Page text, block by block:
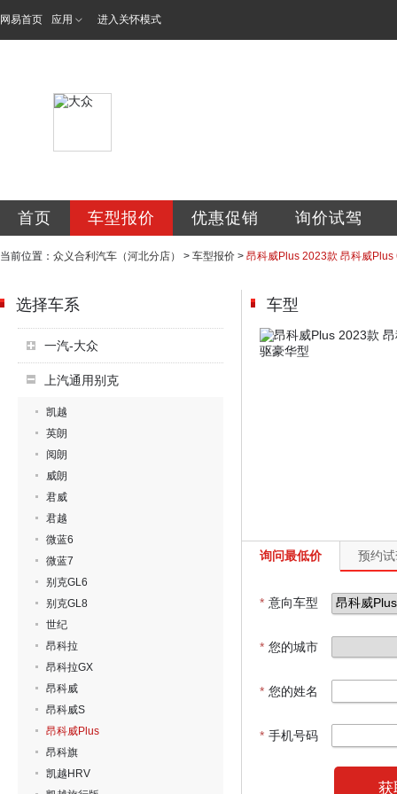
网易首页 应用 进入关怀模式
首页 车型报价 优惠促销 询价试驾
当前位置： 众义合利汽车（河北分店） > 车型报价 > 昂科威Plus 2023款 昂科威Plus
选择车系
一汽-大众
上汽通用别克
凯越
英朗
阅朗
威朗
君威
君越
微蓝6
微蓝7
别克GL6
别克GL8
世纪
昂科拉
昂科拉GX
昂科威
昂科威S
昂科威Plus
昂科旗
凯越HRV
车型
询问最低价 预约
* 意向车型
* 您的城市
* 您的姓名
* 手机号码
获